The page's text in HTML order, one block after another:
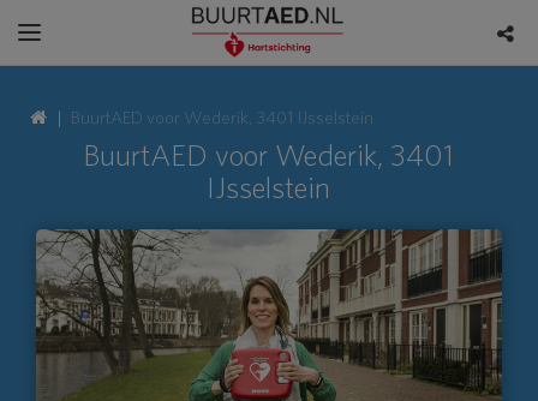
BuurtAED voor Wederik, 3401 IJsselstein
BuurtAED voor Wederik, 3401
IJsselstein